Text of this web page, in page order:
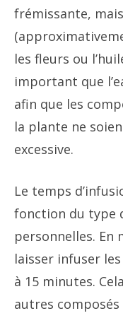
frémissante,
les fleurs ou
important que
afin que les
la plante ne
excessive.
Le temps
fonction du type
personnelles. En
laisser infuser
à 15 minutes.
autres